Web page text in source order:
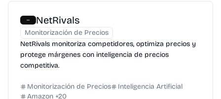
NetRivals
Monitorización de Precios
NetRivals monitoriza competidores, optimiza precios y
protege márgenes con inteligencia de precios
competitiva.
Monitorización de Precios
Inteligencia Artificial
Amazon +20